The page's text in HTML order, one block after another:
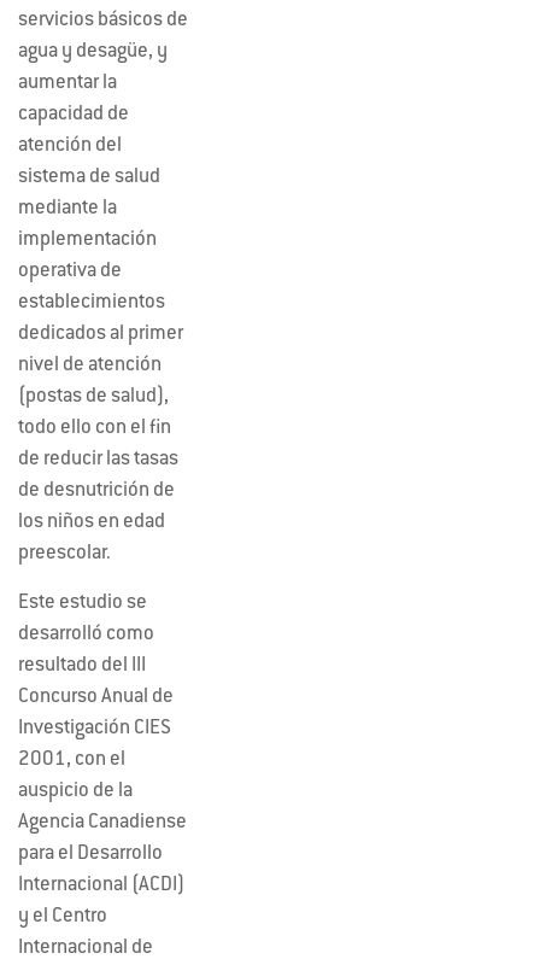
servicios básicos de
agua y desagüe, y
aumentar la
capacidad de
atención del
sistema de salud
mediante la
implementación
operativa de
establecimientos
dedicados al primer
nivel de atención
(postas de salud),
todo ello con el fin
de reducir las tasas
de desnutrición de
los niños en edad
preescolar.
Este estudio se
desarrolló como
resultado del III
Concurso Anual de
Investigación CIES
2001, con el
auspicio de la
Agencia Canadiense
para el Desarrollo
Internacional (ACDI)
y el Centro
Internacional de